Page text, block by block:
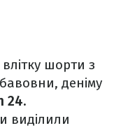
шорти з
деніму
24.
виділили